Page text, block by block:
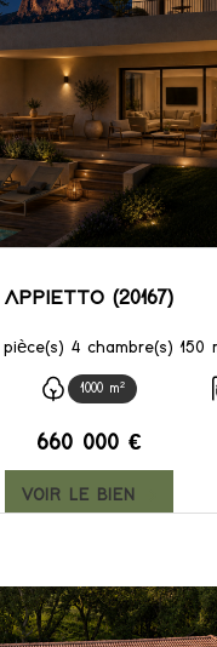
APPIETTO (20167)
Villa
1000 m²
660 000 €
VOIR LE BIEN